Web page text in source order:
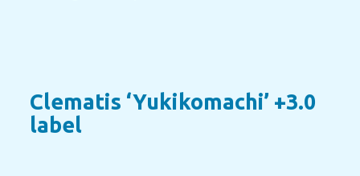
Clematis ‘Yukikomachi’ +3.0
label